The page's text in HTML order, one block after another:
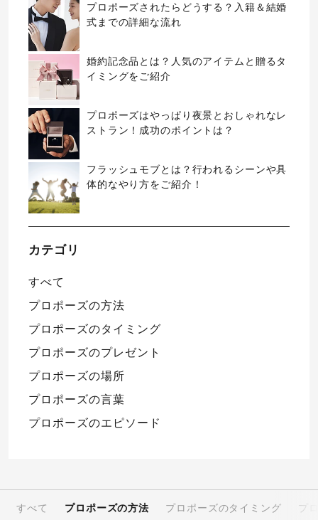
プロポーズされたらどうする？入籍＆結婚
式までの詳細な流れ
婚約記念品とは？人気のアイテムと贈るタ
イミングをご紹介
プロポーズはやっぱり夜景とおしゃれなレ
ストラン！成功のポイントは？
フラッシュモブとは？行われるシーンや具
体的なやり方をご紹介！
カテゴリ
すべて
プロポーズの方法
プロポーズのタイミング
プロポーズのプレゼント
プロポーズの場所
プロポーズの言葉
プロポーズのエピソード
すべて プロポーズの方法 プロポーズのタイミング プ